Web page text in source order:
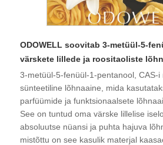
ODOWELL soovitab 3-metüül-5-
värskete lillede ja roositaoliste
3-metüül-5-fenüül-1-pentanool, CAS-
sünteetiline lõhnaaine, mida
parfüümide ja funktsionaalsete
See on tuntud oma värske lillelise
absoluutse nüansi ja puhta hajuva
mistõttu on see kasulik materjal